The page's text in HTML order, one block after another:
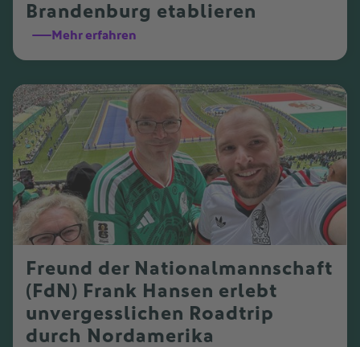
Brandenburg etablieren
Mehr erfahren
Freund der Nationalmannschaft
(FdN) Frank Hansen erlebt
unvergesslichen Roadtrip
durch Nordamerika